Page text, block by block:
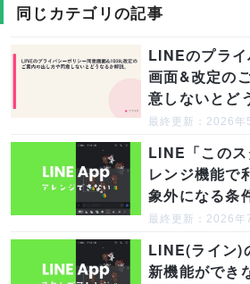
同じカテゴリの記事
LINEのプラ
画面&改定の
意しないとど
最終更新：2026年
LINE「この
レンジ機能で
象外になる条
最終更新：2026年
LINE(ライン)
新機能ができ